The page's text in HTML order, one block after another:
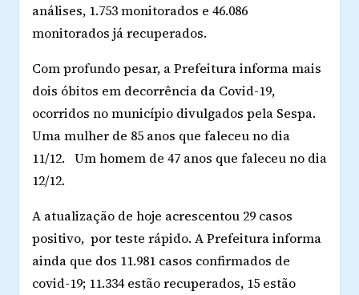
análises, 1.753 monitorados e 46.086
monitorados já recuperados.
Com profundo pesar, a Prefeitura informa mais
dois óbitos em decorrência da Covid-19,
ocorridos no município divulgados pela Sespa.
Uma mulher de 85 anos que faleceu no dia
11/12. Um homem de 47 anos que faleceu no dia
12/12.
A atualização de hoje acrescentou 29 casos
positivo, por teste rápido. A Prefeitura informa
ainda que dos 11.981 casos confirmados de
covid-19; 11.334 estão recuperados, 15 estão